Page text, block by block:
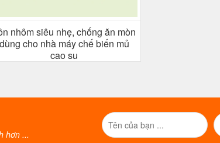
nhôm siêu nhẹ, chống ăn mòn
dùng cho nhà máy chế biến mủ
cao su
hơn ...